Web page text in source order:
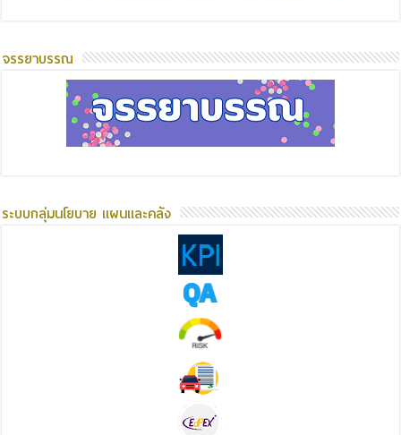
จรรยาบรรณ
ระบบกลุ่มนโยบาย แผนและคลัง